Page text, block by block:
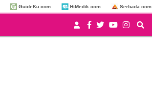
GuideKu.com HiMedik.com Serbada.com